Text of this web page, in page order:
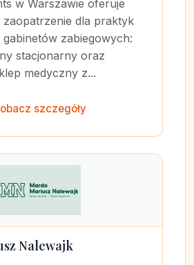
w Warszawie oferuje
zaopatrzenie dla praktyk
zabiegowych:
stacjonarny oraz
medyczny z...
szczegóły
Nalewajk